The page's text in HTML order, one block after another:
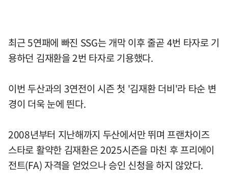
최근 5연패에 빠진 SSG는 개막 이후 줄곧 4번 타자로 기
용하던 김재환을 2번 타자로 기용했다.
이번 두산과의 3연전이 시즌 첫 '김재환 더비'라 타순 변
경이 더욱 눈에 띈다.
2008년부터 지난해까지 두산에서만 뛰며 프랜차이즈
스타로 활약한 김재환은 2025시즌을 마친 후 프리에이
전트(FA) 자격을 얻었으나 승인 신청을 하지 않았다.